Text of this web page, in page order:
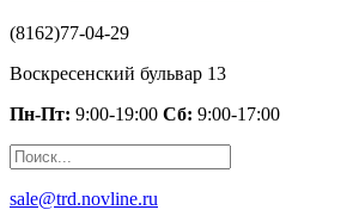
(8162)77-04-29
Воскресенский бульвар 13
Пн-Пт: 9:00-19:00 Сб: 9:00-17:00
sale@trd.novline.ru